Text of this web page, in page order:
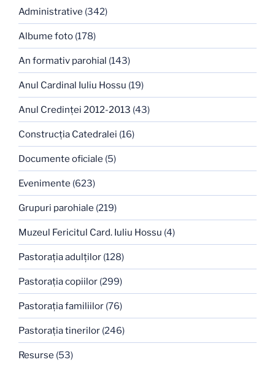
Administrative (342)
Albume foto (178)
An formativ parohial (143)
Anul Cardinal Iuliu Hossu (19)
Anul Credinţei 2012-2013 (43)
Construcţia Catedralei (16)
Documente oficiale (5)
Evenimente (623)
Grupuri parohiale (219)
Muzeul Fericitul Card. Iuliu Hossu (4)
Pastoraţia adulţilor (128)
Pastoraţia copiilor (299)
Pastoraţia familiilor (76)
Pastoraţia tinerilor (246)
Resurse (53)